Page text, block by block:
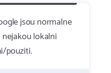
jsou normalne
lokalni
pouziti.